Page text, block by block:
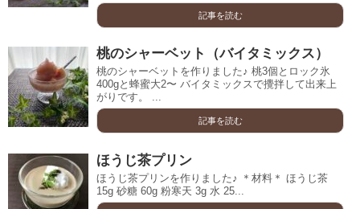
記事を読む
桃のシャーベット（バイタミックス）
桃のシャーベットを作りました♪ 桃3個とロック氷
400gと蜂蜜大2〜 バイタミックスで攪拌して出来上
がりです。 ...
記事を読む
ほうじ茶プリン
ほうじ茶プリンを作りました♪ ＊材料＊ ほうじ茶
15g 砂糖 60g 粉寒天 3g 水 25...